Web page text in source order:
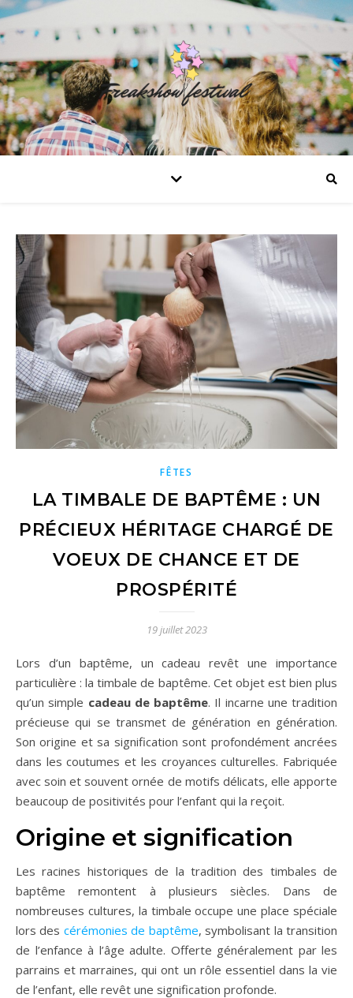
FÊTES
LA TIMBALE DE BAPTÊME : UN
PRÉCIEUX HÉRITAGE CHARGÉ DE
VOEUX DE CHANCE ET DE
PROSPÉRITÉ
19 juillet 2023
Lors d’un baptême, un cadeau revêt une importance
particulière : la timbale de baptême. Cet objet est bien plus
qu’un simple cadeau de baptême. Il incarne une tradition
précieuse qui se transmet de génération en génération.
Son origine et sa signification sont profondément ancrées
dans les coutumes et les croyances culturelles. Fabriquée
avec soin et souvent ornée de motifs délicats, elle apporte
beaucoup de positivités pour l’enfant qui la reçoit.
Origine et signification
Les racines historiques de la tradition des timbales de
baptême remontent à plusieurs siècles. Dans de
nombreuses cultures, la timbale occupe une place spéciale
lors des cérémonies de baptême, symbolisant la transition
de l’enfance à l’âge adulte. Offerte généralement par les
parrains et marraines, qui ont un rôle essentiel dans la vie
de l’enfant, elle revêt une signification profonde.